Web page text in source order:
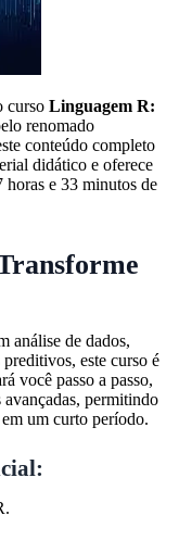
curso Linguagem R:
renomado
conteúdo completo
didático e oferece
horas e 33 minutos de
análise de dados,
este curso é
você passo a passo,
avançadas, permitindo
um curto período.